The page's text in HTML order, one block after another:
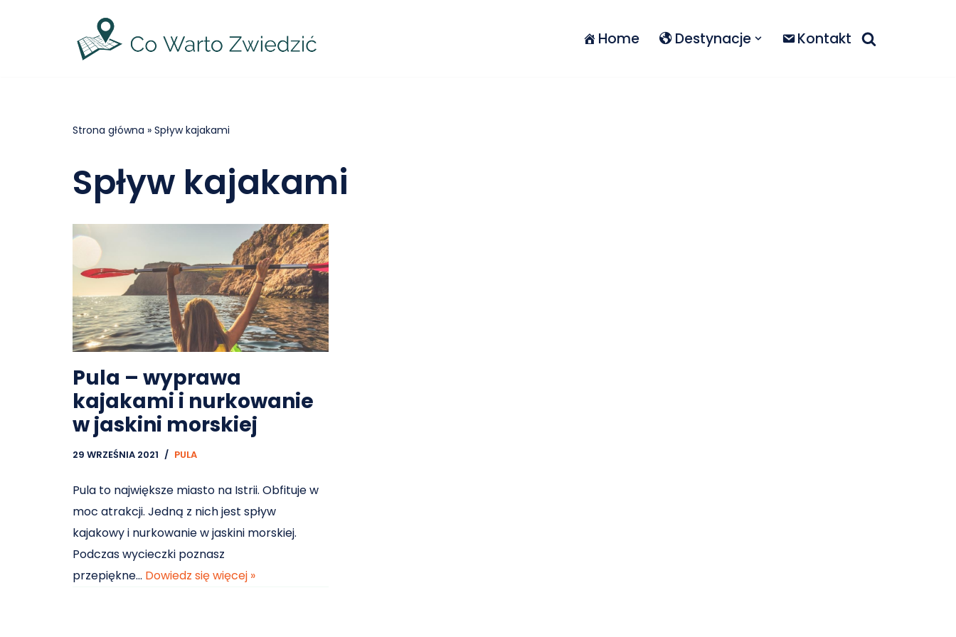
Home Destynacje Kontakt
Strona główna » Spływ kajakami
Spływ kajakami
Pula – wyprawa
kajakami i nurkowanie
w jaskini morskiej
29 WRZEŚNIA 2021 PULA
Pula to największe miasto na Istrii. Obfituje w
moc atrakcji. Jedną z nich jest spływ
kajakowy i nurkowanie w jaskini morskiej.
Podczas wycieczki poznasz
przepiękne… Dowiedz się więcej »